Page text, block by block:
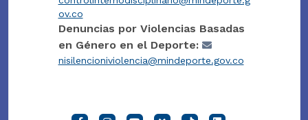
ov.co
Denuncias por Violencias Basadas
en Género en el Deporte:
nisilencioniviolencia@mindeporte.gov.co